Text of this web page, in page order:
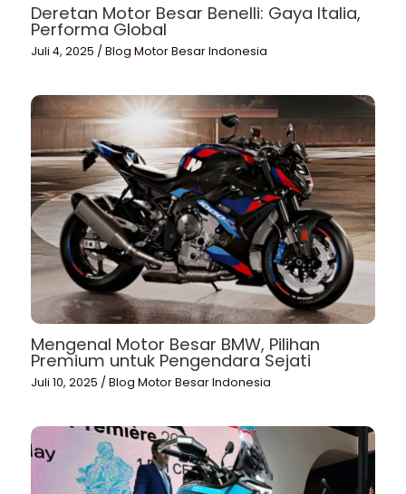
Deretan Motor Besar Benelli: Gaya Italia,
Performa Global
Juli 4, 2025 /Blog Motor Besar Indonesia
Mengenal Motor Besar BMW, Pilihan
Premium untuk Pengendara Sejati
Juli 10, 2025 /Blog Motor Besar Indonesia